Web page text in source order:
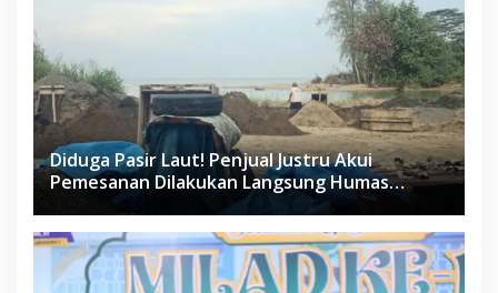
Diduga Pasir Laut! Penjual Justru Akui
Pemesanan Dilakukan Langsung Humas